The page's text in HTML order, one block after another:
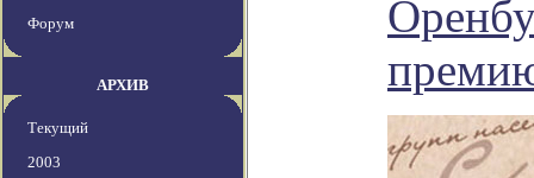
Форум
АРХИВ
Текущий
2003